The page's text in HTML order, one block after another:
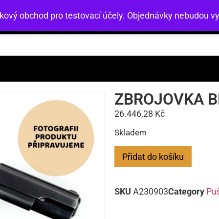
obchod pro testovací účely. Objednávky nebudou
Mířidla Nezařazené Přebíjení Služby
ZBROJOVKA
26.446,28 Kč
Skladem
Přidat do košíku
SKU A230903Category